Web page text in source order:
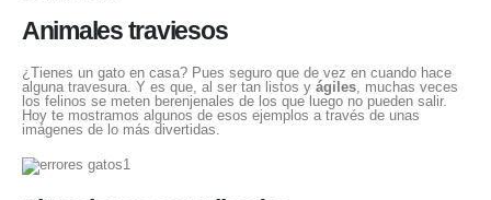
Animales traviesos
¿Tienes un gato en casa? Pues seguro que de vez en cuando hace
alguna travesura. Y es que, al ser tan listos y ágiles, muchas veces
los felinos se meten berenjenales de los que luego no pueden salir.
Hoy te mostramos algunos de esos ejemplos a través de unas
imágenes de lo más divertidas.